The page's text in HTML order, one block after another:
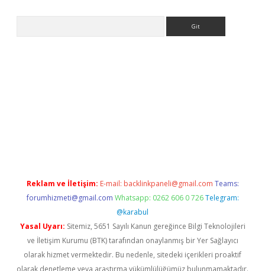
Reklam ve İletişim: E-mail: backlinkpaneli@gmail.com Teams:
forumhizmeti@gmail.com Whatsapp: 0262 606 0 726 Telegram:
@karabul
Yasal Uyarı: Sitemiz, 5651 Sayılı Kanun gereğince Bilgi Teknolojileri
ve İletişim Kurumu (BTK) tarafından onaylanmış bir Yer Sağlayıcı
olarak hizmet vermektedir. Bu nedenle, sitedeki içerikleri proaktif
olarak denetleme veya araştırma yükümlülüğümüz bulunmamaktadır.